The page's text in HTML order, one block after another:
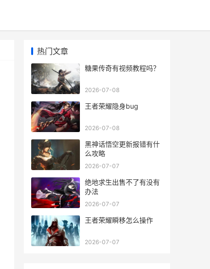
热门文章
糖果传奇有视频教程吗？
2026-07-08
王者荣耀隐身bug
2026-07-08
黑神话悟空更新报错有什
么攻略
2026-07-07
绝地求生出售不了有没有
办法
2026-07-07
王者荣耀瞬移怎么操作
2026-07-07